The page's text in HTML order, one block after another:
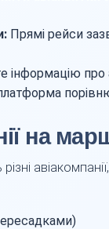
Прямі рейси
інформацію про
на